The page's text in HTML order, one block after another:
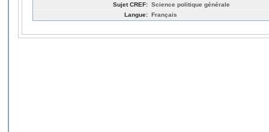
Sujet CREF: Science politique générale
Langue: Français